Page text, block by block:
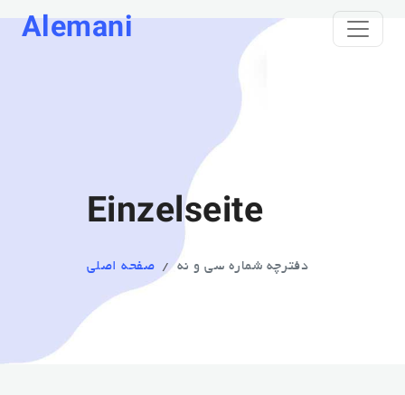
Alemani
Einzelseite
صفحه اصلی دفترچه شماره سی و نه